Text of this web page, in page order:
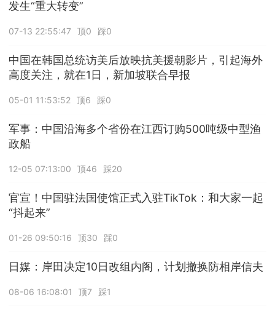
发生“重大转变”
07-13 22:55:47 顶0 踩0
中国在韩国总统访美后放映抗美援朝影片，引起海外
高度关注，就在1日，新加坡联合早报
05-01 11:53:52 顶6 踩0
军事：中国沿海多个省份在江西订购500吨级中型渔
政船
12-05 07:13:00 顶46 踩20
官宣！中国驻法国使馆正式入驻TikTok：和大家一起
“抖起来”
01-26 09:50:16 顶30 踩0
日媒：岸田决定10日改组内阁，计划撤换防相岸信夫
08-06 16:08:01 顶7 踩1